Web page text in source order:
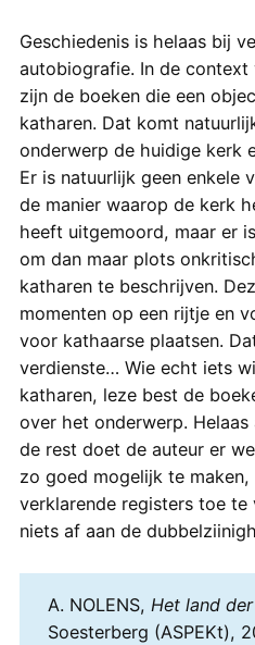
Geschiedenis is helaas bij
autobiografie. In de
zijn de boeken die een
katharen. Dat komt
onderwerp de huidige kerk
Er is natuurlijk geen enkele
de manier waarop de kerk
heeft uitgemoord, maar er
om dan maar plots
katharen te beschrijven.
momenten op een rijtje en
voor kathaarse plaatsen.
verdienste… Wie echt iets
katharen, leze best de
over het onderwerp.
de rest doet de auteur er
zo goed mogelijk te
verklarende registers toe
niets af aan de
A. NOLENS, Het land
Soesterberg (ASPEKt),